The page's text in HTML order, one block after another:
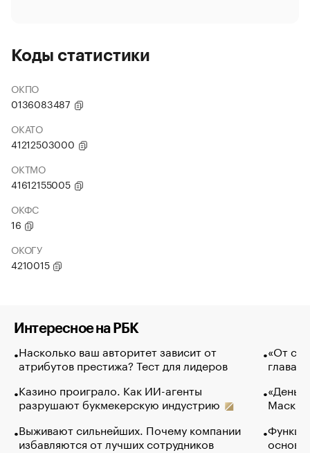
Коды статистики
ОКПО
0136083487
ОКАТО
41212503000
ОКТМО
41612155005
ОКФС
16
ОКОГУ
4210015
Интересное на РБК
Насколько ваш авторитет зависит от
атрибутов престижа? Тест для лидеров
Казино проиграло. Как ИИ-агенты
разрушают букмекерскую индустрию
Выживают сильнейших. Почему компании
избавляются от лучших сотрудников
«От
глава
Маск в
основ